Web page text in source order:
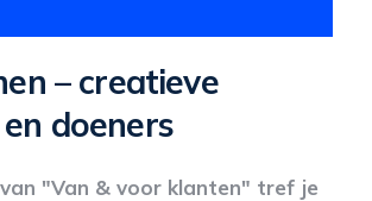
– creatieve
doeners
"Van & voor klanten" tref je